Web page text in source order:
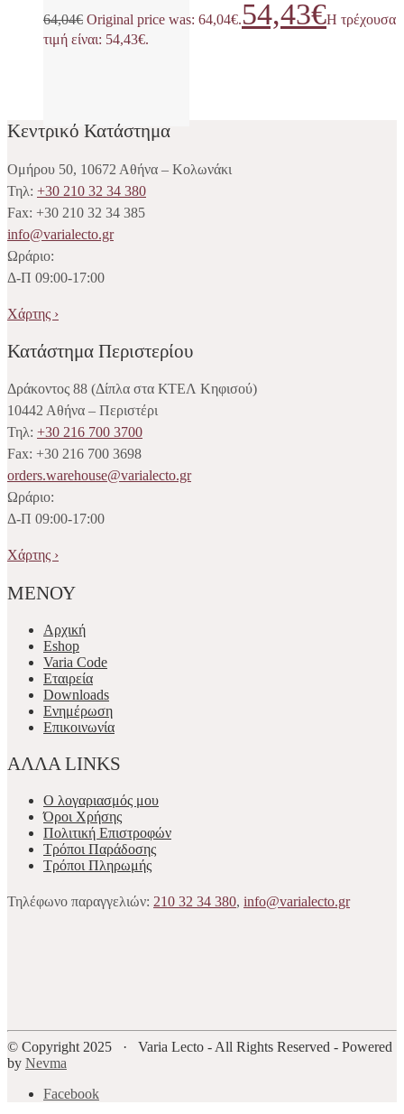
64,04€ Original price was: 64,04€.54,43€Η τρέχουσα
τιμή είναι: 54,43€.
Κεντρικό Κατάστημα
Ομήρου 50, 10672 Αθήνα – Κολωνάκι
Τηλ: +30 210 32 34 380
Fax: +30 210 32 34 385
info@varialecto.gr
Ωράριο:
Δ-Π 09:00-17:00
Χάρτης ›
Κατάστημα Περιστερίου
Δράκοντος 88 (Δίπλα στα ΚΤΕΛ Κηφισού)
10442 Αθήνα – Περιστέρι
Τηλ: +30 216 700 3700
Fax: +30 216 700 3698
orders.warehouse@varialecto.gr
Ωράριο:
Δ-Π 09:00-17:00
Χάρτης ›
ΜΕΝΟΥ
Αρχική
Eshop
Varia Code
Εταιρεία
Downloads
Ενημέρωση
Επικοινωνία
ΑΛΛΑ LINKS
Ο λογαριασμός μου
Όροι Χρήσης
Πολιτική Επιστροφών
Τρόποι Παράδοσης
Τρόποι Πληρωμής
Τηλέφωνο παραγγελιών: 210 32 34 380, info@varialecto.gr
© Copyright 2025 · Varia Lecto - All Rights Reserved - Powered
by Nevma
Facebook